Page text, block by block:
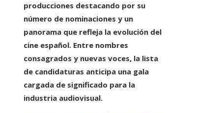
producciones destacando por su
número de nominaciones y un
panorama que refleja la evolución del
cine español. Entre nombres
consagrados y nuevas voces, la lista
de candidaturas anticipa una gala
cargada de significado para la
industria audiovisual.